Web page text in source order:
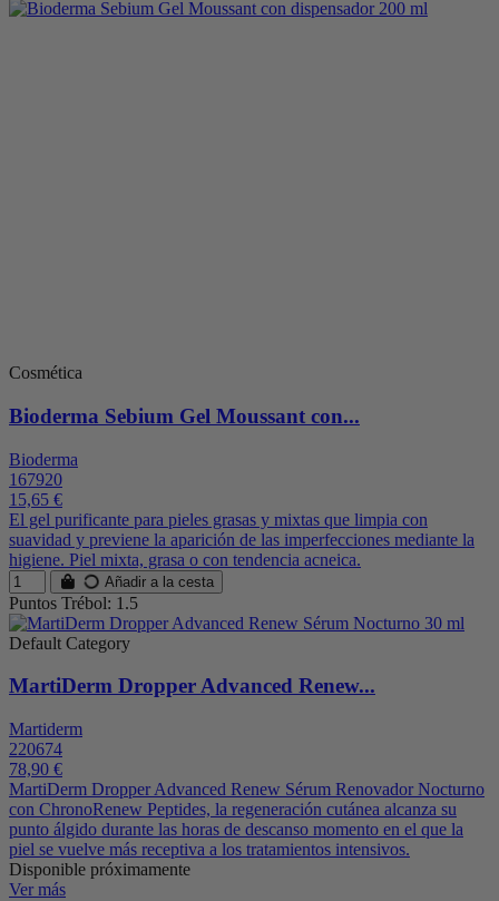
Cosmética
Bioderma Sebium Gel Moussant con...
Bioderma
167920
15,65 €
El gel purificante para pieles grasas y mixtas que limpia con
suavidad y previene la aparición de las imperfecciones mediante la
higiene. Piel mixta, grasa o con tendencia acneica.
Añadir a la cesta
Puntos Trébol: 1.5
Default Category
MartiDerm Dropper Advanced Renew...
Martiderm
220674
78,90 €
MartiDerm Dropper Advanced Renew Sérum Renovador Nocturno
con ChronoRenew Peptides, la regeneración cutánea alcanza su
punto álgido durante las horas de descanso momento en el que la
piel se vuelve más receptiva a los tratamientos intensivos.
Disponible próximamente
Ver más